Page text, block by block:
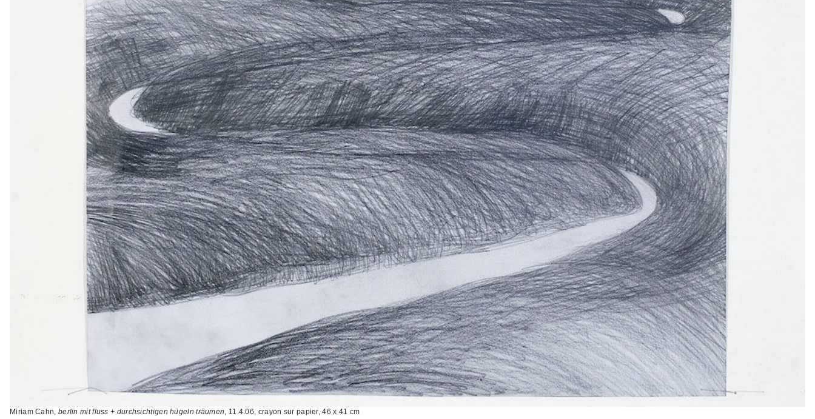
Miriam Cahn, berlin mit fluss + durchsichtigen hügeln träumen, 11.4.06, crayon sur papier, 46 x 41 cm